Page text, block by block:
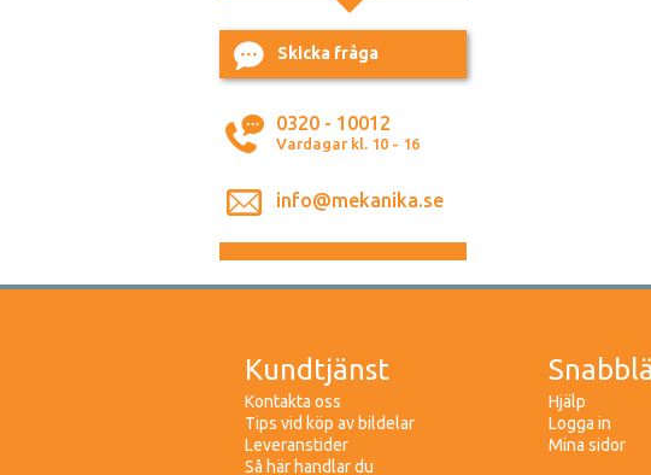
Skicka fråga
0320 - 10012
Vardagar kl. 10 - 16
info@mekanika.se
Kundtjänst
Kontakta oss
Tips vid köp av bildelar
Leveranstider
Så här handlar du
Hjälp
Logga in
Mina sidor